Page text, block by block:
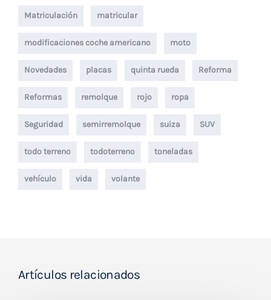
Matriculación matricular
modificaciones coche americano moto
Novedades placas quinta rueda Reforma
Reformas remolque rojo ropa
Seguridad semirremolque suiza SUV
todo terreno todoterreno toneladas
vehículo vida volante
Artículos relacionados